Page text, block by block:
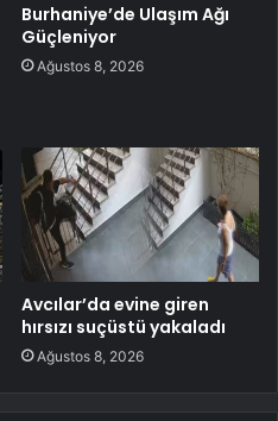
Burhaniye’de Ulaşım Ağı
Güçleniyor
Ağustos 8, 2026
Avcılar’da evine giren
hırsızı suçüstü yakaladı
Ağustos 8, 2026